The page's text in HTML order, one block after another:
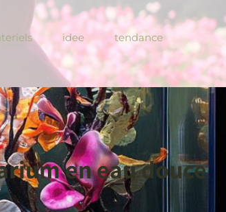
idee tendance
en eau douce